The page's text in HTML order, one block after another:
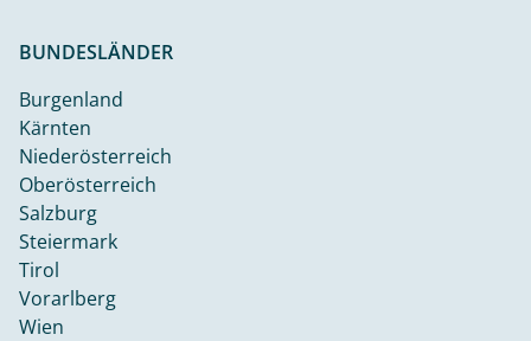
BUNDESLÄNDER
Burgenland
Kärnten
Niederösterreich
Oberösterreich
Salzburg
Steiermark
Tirol
Vorarlberg
Wien